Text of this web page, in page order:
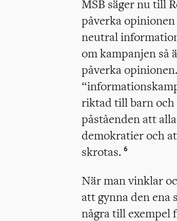
MSB säger nu till
påverka
neutral
om kampanjen så
påverka opinionen.
riktad till barn
påståenden att
demokratier och
skrotas. 6
När man vinklar
att gynna den ena
några till exempel